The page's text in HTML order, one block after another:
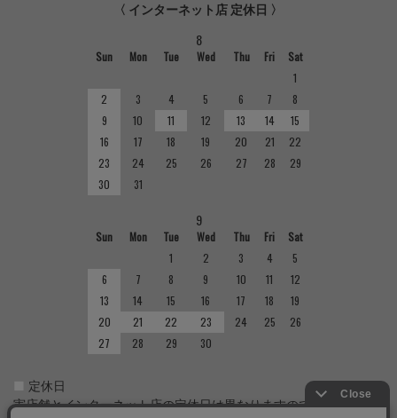
〈 インターネット店 定休日 〉
8
Sun Mon Tue Wed Thu Fri
Sat
1
2
3 4 5 6 7
8
9
10 11 12 13 14
15
16
17 18 19 20 21
22
23
24 25 26 27 28
29
30
31
9
Sun Mon Tue Wed Thu Fri
Sat
1
2 3 4
5
6
7 8 9 10 11
12
13
14 15 16 17 18
19
20
21 22 23 24 25
26
27
28 29 30
定休日
実店舗とインターネット店の定休日は異なりますのでご注意くだ